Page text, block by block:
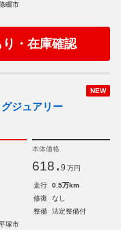
畷市
り・在庫確認
NEW
ジュアリー
本体価格
618. 9 万円
走行
0.5万km
修復
なし
整備
法定整備付
塚市